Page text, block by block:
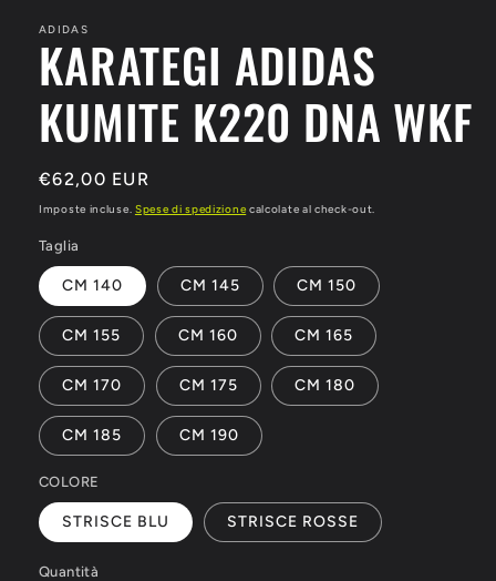
modale
ADIDAS
KARATEGI ADIDAS
KUMITE K220 DNA WKF
Prezzo
di
€62,00 EUR
Imposte incluse. Spese di spedizione calcolate al check-out.
Taglia
CM 140 CM 145 CM 150
CM 155 CM 160 CM 165
CM 170 CM 175 CM 180
CM 185 CM 190
COLORE
STRISCE BLU STRISCE ROSSE
Quantità